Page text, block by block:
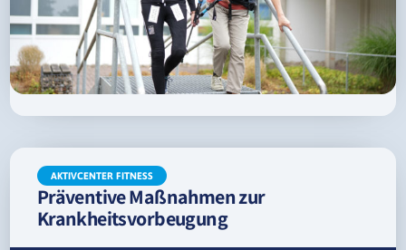
AKTIVCENTER FITNESS
Präventive Maßnahmen zur
Krankheitsvorbeugung